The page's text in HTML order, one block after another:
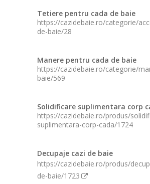
Tetiere pentru cada de baie
https://cazidebaie.ro/categorie/
de-baie/28
Manere pentru cada de baie
https://cazidebaie.ro/categorie/
baie/569
Solidificare suplimentara corp
https://cazidebaie.ro/produs/
suplimentara-corp-cada/1724
Decupaje cazi de baie
https://cazidebaie.ro/produs/
de-baie/1723